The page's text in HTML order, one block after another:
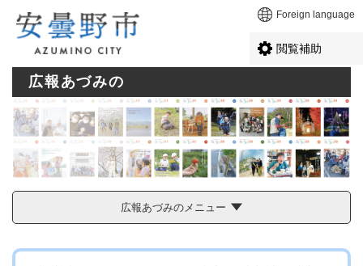
メニューを飛ばして本文へ Foreign language
閲覧補助
広報あづみの
広報あづみのメニュー
本